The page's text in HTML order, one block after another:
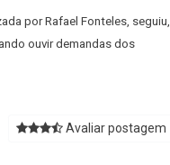
por Rafael Fonteles, seguiu,
ouvir demandas dos
Avaliar postagem